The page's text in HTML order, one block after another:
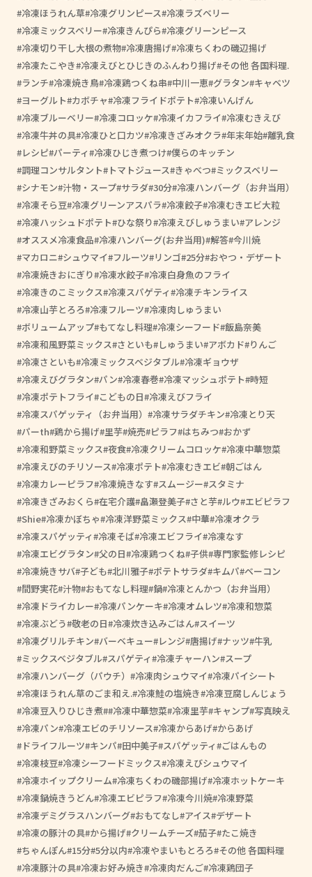
冷凍ほうれん草 冷凍グリンピース 冷凍ラズベリー
冷凍ミックスベリー 冷凍きんぴら 冷凍グリーンピース
冷凍切り干し大根の煮物 冷凍唐揚げ 冷凍ちくわの磯辺揚げ
冷凍たこやき 冷凍えびとひじきのふんわり揚げ その他 各国料理.
ランチ 冷凍焼き鳥 冷凍鶏つくね串 中川一恵 グラタン キャベツ
ヨーグルト カボチャ 冷凍フライドポテト 冷凍いんげん
冷凍ブルーベリー 冷凍コロッケ 冷凍イカフライ 冷凍むきえび
冷凍牛丼の具 冷凍ひと口カツ 冷凍きざみオクラ 年末年始 離乳食
レシピ パーティ 冷凍ひじき煮つけ 僕らのキッチン
調理コンサルタント
トマトジュース きゃべつ ミックスベリー
シナモン 汁物・スープ サラダ 30分 冷凍ハンバーグ（お弁当用）
冷凍そら豆 冷凍グリーンアスパラ 冷凍餃子 冷凍むきエビ大粒
冷凍ハッシュドポテト ひな祭り 冷凍えびしゅうまい アレンジ
オススメ冷凍食品 冷凍ハンバーグ(お弁当用) 解答 今川焼
マカロニ シュウマイ フルーツ リンゴ 25分 おやつ・デザート
冷凍焼きおにぎり 冷凍水餃子 冷凍白身魚のフライ
冷凍きのこミックス 冷凍スパゲティ 冷凍チキンライス
冷凍山芋とろろ 冷凍フルーツ 冷凍肉しゅうまい
ボリュームアップ もてなし料理 冷凍シーフード 飯島奈美
冷凍和風野菜ミックス さといも しゅうまい アボカド りんご
冷凍さといも 冷凍ミックスベジタブル 冷凍ギョウザ
冷凍えびグラタン パン 冷凍春巻 冷凍マッシュポテト 時短
冷凍ポテトフライ こどもの日 冷凍えびフライ
冷凍スパゲッティ（お弁当用）
冷凍サラダチキン 冷凍とり天
パーth 鶏から揚げ 里芋 焼売 ピラフ はちみつ おかず
冷凍和野菜ミックス 夜食 冷凍クリームコロッケ 冷凍中華惣菜
冷凍えびのチリソース 冷凍ポテト 冷凍むきエビ 朝ごはん
冷凍カレーピラフ 冷凍焼きなす スムージー スタミナ
冷凍きざみおくら 在宅介護 畠瀬登美子 さと芋 ルウ エビピラフ
Shie 冷凍かぼちゃ 冷凍洋野菜ミックス 中華 冷凍オクラ
冷凍スパゲッティ 冷凍そば 冷凍エビフライ 冷凍なす
冷凍エビグラタン 父の日 冷凍鶏つくね 子供 専門家監修レシピ
冷凍焼きサバ 子ども 北川雅子 ポテトサラダ キムパ ベーコン
間野実花 汁物 おもてなし料理 鍋 冷凍とんかつ（お弁当用）
冷凍ドライカレー 冷凍パンケーキ 冷凍オムレツ 冷凍和惣菜
冷凍ぶどう 敬老の日 冷凍炊き込みごはん スイーツ
冷凍グリルチキン バーベキュー レンジ 唐揚げ ナッツ 牛乳
ミックスベジタブル スパゲティ 冷凍チャーハン スープ
冷凍ハンバーグ（パウチ）
冷凍肉シュウマイ 冷凍パイシート
冷凍ほうれん草のごま和え. 冷凍鮭の塩焼き 冷凍豆腐しんじょう
冷凍豆入りひじき煮 #冷凍中華惣菜 冷凍里芋 キャンプ 写真映え
冷凍パン 冷凍エビのチリソース 冷凍からあげ からあげ
ドライフルーツ キンパ 田中美子 スパゲッティ
ごはんもの
冷凍枝豆 冷凍シーフードミックス 冷凍えびシュウマイ
冷凍ホイップクリーム 冷凍ちくわの磯部揚げ 冷凍ホットケーキ
冷凍鍋焼きうどん 冷凍エビピラフ 冷凍今川焼 冷凍野菜
冷凍デミグラスハンバーグ おもてなし アイス デザート
冷凍の豚汁の具 から揚げ クリームチーズ 茄子 たこ焼き
ちゃんぽん 15分 5分以内 冷凍やまいもとろろ その他 各国料理
冷凍豚汁の具 冷凍お好み焼き 冷凍肉だんご 冷凍鶏団子